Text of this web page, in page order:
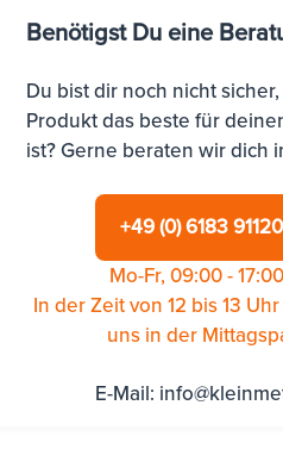
Benötigst Du eine
Du bist dir noch nicht
Produkt das beste für
ist? Gerne beraten wir dich
+49 (0) 6183
Mo-Fr, 09:00 -
In der Zeit von 12 bis 13
uns in der
E-Mail: